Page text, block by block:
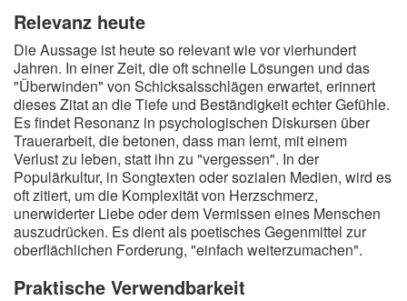
Relevanz heute
Die Aussage ist heute so relevant wie vor vierhundert
Jahren. In einer Zeit, die oft schnelle Lösungen und das
"Überwinden" von Schicksalsschlägen erwartet, erinnert
dieses Zitat an die Tiefe und Beständigkeit echter Gefühle.
Es findet Resonanz in psychologischen Diskursen über
Trauerarbeit, die betonen, dass man lernt, mit einem
Verlust zu leben, statt ihn zu "vergessen". In der
Populärkultur, in Songtexten oder sozialen Medien, wird es
oft zitiert, um die Komplexität von Herzschmerz,
unerwiderter Liebe oder dem Vermissen eines Menschen
auszudrücken. Es dient als poetisches Gegenmittel zur
oberflächlichen Forderung, "einfach weiterzumachen".
Praktische Verwendbarkeit